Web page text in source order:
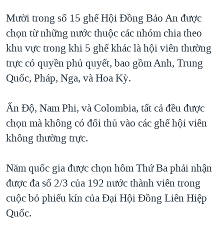
Mười trong số 15 ghế Hội Đồng Bảo An được
chọn từ những nước thuộc các nhóm chia theo
khu vực trong khi 5 ghế khác là hội viên thường
trực có quyền phủ quyết, bao gồm Anh, Trung
Quốc, Pháp, Nga, và Hoa Kỳ.
Ấn Độ, Nam Phi, và Colombia, tất cả đều được
chọn mà không có đối thủ vào các ghế hội viên
không thường trực.
Năm quốc gia được chọn hôm Thứ Ba phải nhận
được đa số 2/3 của 192 nước thành viên trong
cuộc bỏ phiếu kín của Đại Hội Đồng Liên Hiệp
Quốc.